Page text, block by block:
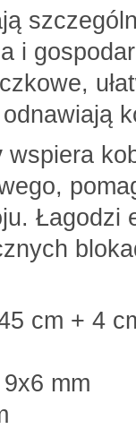
i
wspiera
Łagodzi
cm + 4
mm